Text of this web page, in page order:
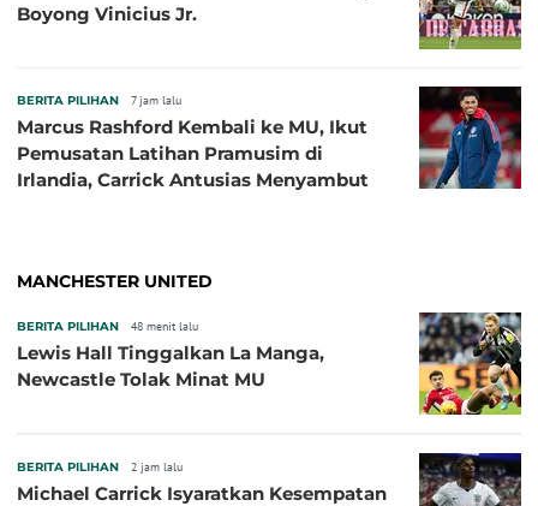
Boyong Vinicius Jr.
BERITA PILIHAN 7 jam lalu
Marcus Rashford Kembali ke MU, Ikut
Pemusatan Latihan Pramusim di
Irlandia, Carrick Antusias Menyambut
MANCHESTER UNITED
BERITA PILIHAN 48 menit lalu
Lewis Hall Tinggalkan La Manga,
Newcastle Tolak Minat MU
BERITA PILIHAN 2 jam lalu
Michael Carrick Isyaratkan Kesempatan